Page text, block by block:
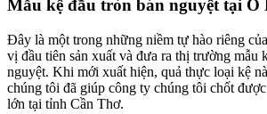
Mẫu kệ đầu tròn bán nguyệt tại Ô
Đây là một trong những niềm tự hào riêng
vị đầu tiên sản xuất và đưa ra thị trường mẫu
nguyệt. Khi mới xuất hiện, quả thực loại kệ
chúng tôi đã giúp công ty chúng tôi chốt
lớn tại tỉnh Cần Thơ.